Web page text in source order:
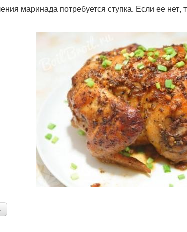
маринада потребуется ступка. Если ее